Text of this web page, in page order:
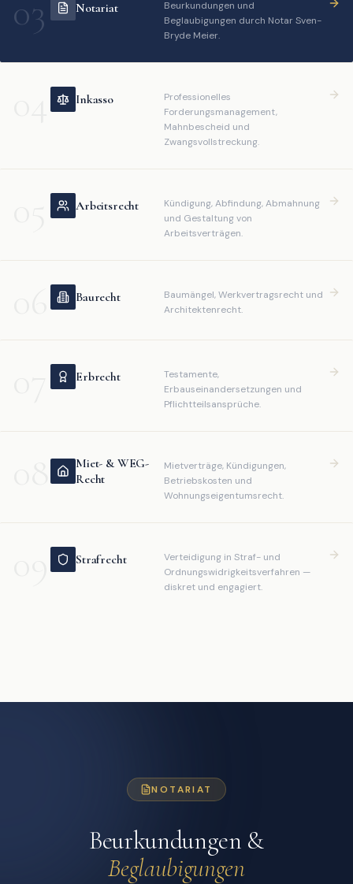
03 Notariat
Beurkundungen und
Beglaubigungen durch Notar Sven-
Bryde Meier.
Inkasso
Professionelles
Forderungsmanagement,
Mahnbescheid und
Zwangsvollstreckung.
Arbeitsrecht
Kündigung, Abfindung, Abmahnung
und Gestaltung von
Arbeitsverträgen.
Baurecht
Baumängel, Werkvertragsrecht und
Architektenrecht.
Erbrecht
Testamente,
Erbauseinandersetzungen und
Pflichtteilsansprüche.
Miet- & WEG-
Recht
Mietverträge, Kündigungen,
Betriebskosten und
Wohnungseigentumsrecht.
Strafrecht
Verteidigung in Straf- und
Ordnungswidrigkeitsverfahren —
diskret und engagiert.
NOTARIAT
Beurkundungen &
Beglaubigungen